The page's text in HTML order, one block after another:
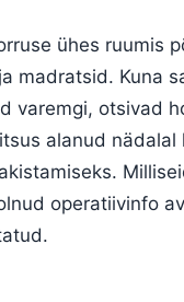
ühes ruumis
madratsid. Kuna
varemgi, otsivad
alanud nädalal
operatiivinfo